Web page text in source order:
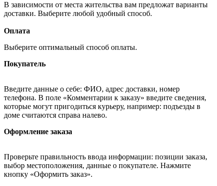
В зависимости от места жительства вам предложат варианты
доставки. Выберите любой удобный способ.
Оплата
Выберите оптимальный способ оплаты.
Покупатель
Введите данные о себе: ФИО, адрес доставки, номер
телефона. В поле «Комментарии к заказу» введите сведения,
которые могут пригодиться курьеру, например: подъезды в
доме считаются справа налево.
Оформление заказа
Проверьте правильность ввода информации: позиции заказа,
выбор местоположения, данные о покупателе. Нажмите
кнопку «Оформить заказ».